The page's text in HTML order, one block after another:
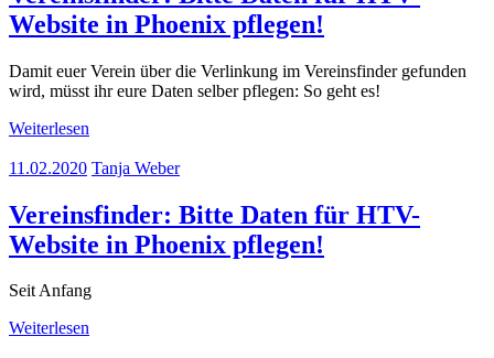
Website in Phoenix pflegen!
Damit euer Verein über die Verlinkung im Vereinsfinder gefunden
wird, müsst ihr eure Daten selber pflegen: So geht es!
Weiterlesen
11.02.2020 Tanja Weber
Vereinsfinder: Bitte Daten für HTV-
Website in Phoenix pflegen!
Seit Anfang
Weiterlesen